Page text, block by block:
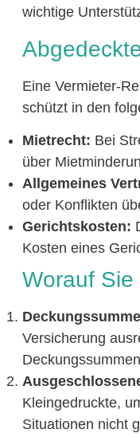
wichtige
Eine Vermieter-
schützt in den
Mietrecht: Bei
über
Allgemeines
oder Konflikten
Gerichtskosten:
Kosten eines
Worauf
Versicherung
Kleingedruckte,
Situationen nicht